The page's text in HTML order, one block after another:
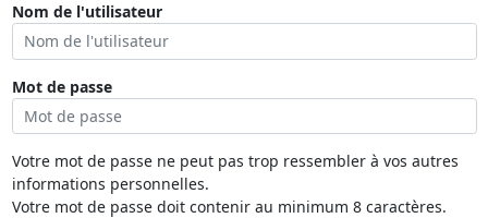
Nom de l'utilisateur
Mot de passe
Votre mot de passe ne peut pas trop ressembler à vos autres
informations personnelles.
Votre mot de passe doit contenir au minimum 8 caractères.